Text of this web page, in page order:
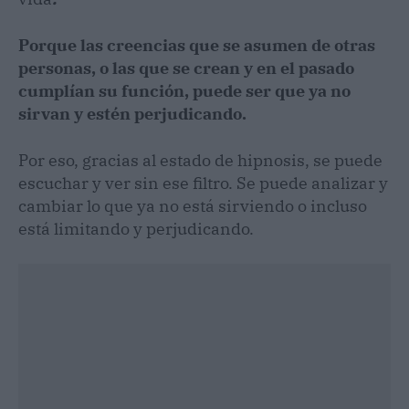
Porque las creencias que se asumen de otras
personas, o las que se crean y en el pasado
cumplían su función, puede ser que ya no
sirvan y estén perjudicando.
Por eso, gracias al estado de hipnosis, se puede
escuchar y ver sin ese filtro. Se puede analizar y
cambiar lo que ya no está sirviendo o incluso
está limitando y perjudicando.